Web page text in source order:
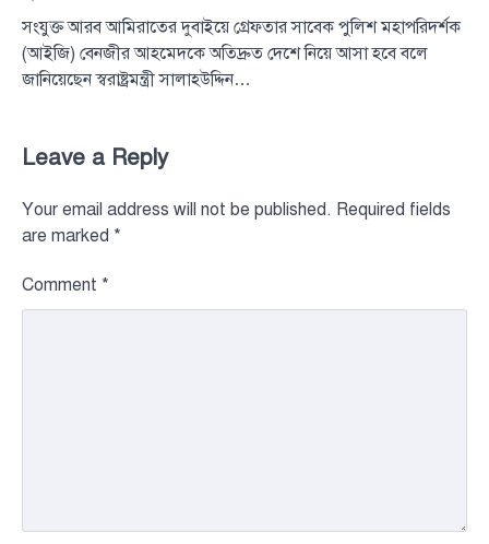
সংযুক্ত আরব আমিরাতের দুবাইয়ে গ্রেফতার সাবেক পুলিশ মহাপরিদর্শক
(আইজি) বেনজীর আহমেদকে অতিদ্রুত দেশে নিয়ে আসা হবে বলে
জানিয়েছেন স্বরাষ্ট্রমন্ত্রী সালাহউদ্দিন…
Leave a Reply
Your email address will not be published. Required fields
are marked *
Comment *